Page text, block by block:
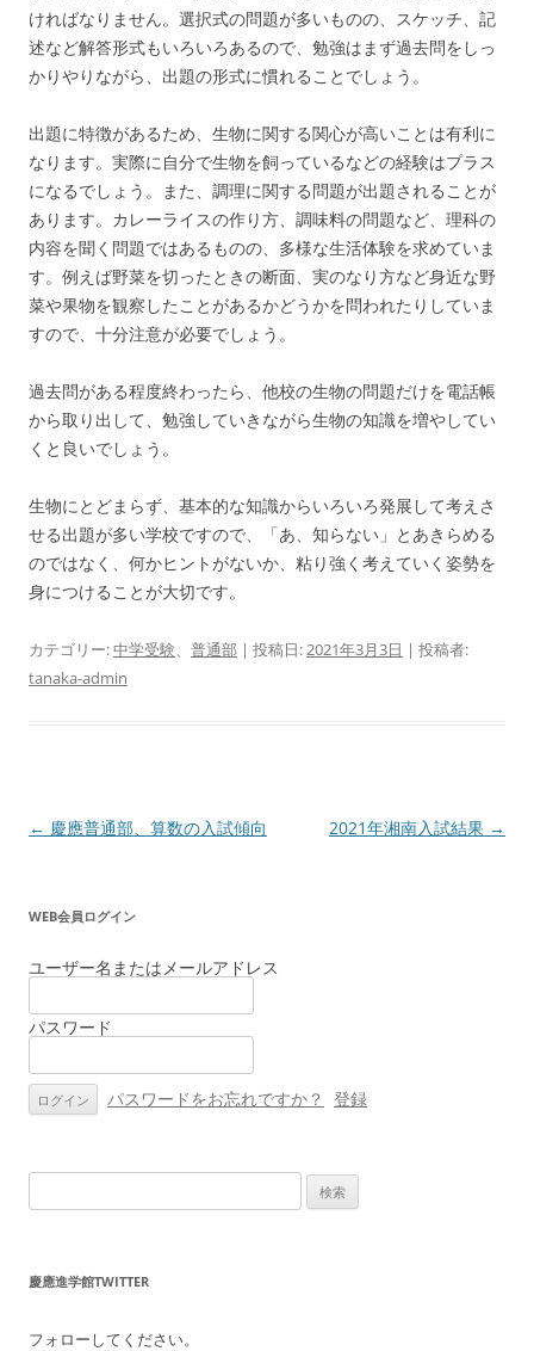
ければなりません。選択式の問題が多いものの、スケッチ、記
述など解答形式もいろいろあるので、勉強はまず過去問をしっ
かりやりながら、出題の形式に慣れることでしょう。
出題に特徴があるため、生物に関する関心が高いことは有利に
なります。実際に自分で生物を飼っているなどの経験はプラス
になるでしょう。また、調理に関する問題が出題されることが
あります。カレーライスの作り方、調味料の問題など、理科の
内容を聞く問題ではあるものの、多様な生活体験を求めていま
す。例えば野菜を切ったときの断面、実のなり方など身近な野
菜や果物を観察したことがあるかどうかを問われたりしていま
すので、十分注意が必要でしょう。
過去問がある程度終わったら、他校の生物の問題だけを電話帳
から取り出して、勉強していきながら生物の知識を増やしてい
くと良いでしょう。
生物にとどまらず、基本的な知識からいろいろ発展して考えさ
せる出題が多い学校ですので、「あ、知らない」とあきらめる
のではなく、何かヒントがないか、粘り強く考えていく姿勢を
身につけることが大切です。
カテゴリー:中学受験、 普通部 | 投稿日:2021年3月3日 | 投稿者:
tanaka-admin
投
ビ
ゲ
シ
ン
← 慶應普通部、算数の入試傾向 2021年湘南入試結果 →
WEB会員ログイン
ユーザー名またはメールアドレス
パスワード
パスワードをお忘れですか？ 登録
索:
慶應進学館TWITTER
フォローしてください。